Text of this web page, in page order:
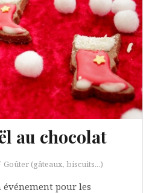
au chocolat
Goûter (gâteaux, biscuits...)
événement pour les